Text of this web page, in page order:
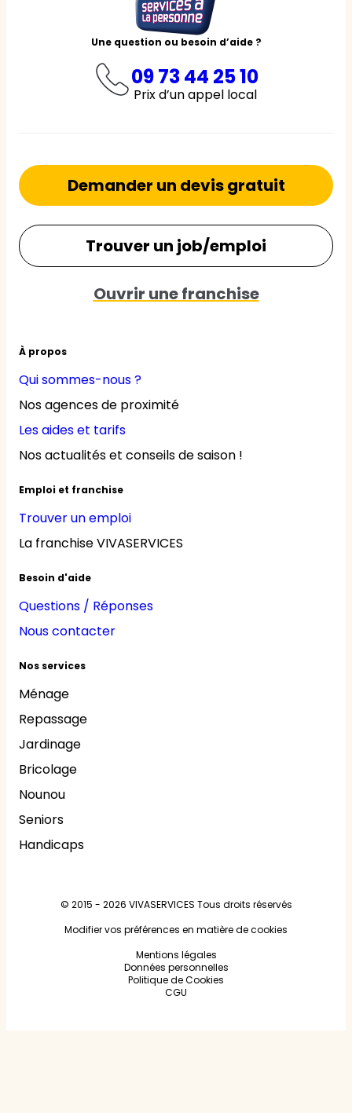
Une question ou besoin d’aide ?
09 73 44 25 10
Prix d’un appel local
À propos
Qui sommes-nous ?
Nos agences de proximité
Les aides et tarifs
Nos actualités et conseils de saison !
Emploi et franchise
Trouver un emploi
La franchise VIVASERVICES
Besoin d'aide
Questions / Réponses
Nous contacter
Nos services
Ménage
Repassage
Jardinage
Bricolage
Nounou
Seniors
Handicaps
Demander un devis gratuit
Trouver un job/emploi
Ouvrir une franchise
© 2015 - 2026 VIVASERVICES Tous droits réservés
Modifier vos préférences en matière de cookies
Mentions légales
Données personnelles
Politique de Cookies
CGU